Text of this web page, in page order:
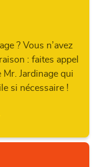
? Vous n’avez
: faites appel
Mr. Jardinage qui
si nécessaire !